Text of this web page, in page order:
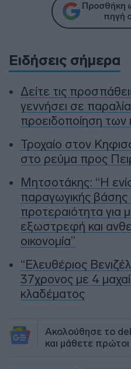
Προσθήκη
πηγή
Ειδήσεις σήμερα
Δείτε τις
γεννήσει σε
προειδοποίηση των
Τροχαίο στον
στο ρεύμα προς
Μητσοτάκης: “Η
παραγωγικής βάσης
προτεραιότητα για
εξωστρεφή και
οικονομία”
“Ελευθέριος
37χρονος με 4
κλαδέματος
Ακολούθησε το
και μάθετε πρώτοι